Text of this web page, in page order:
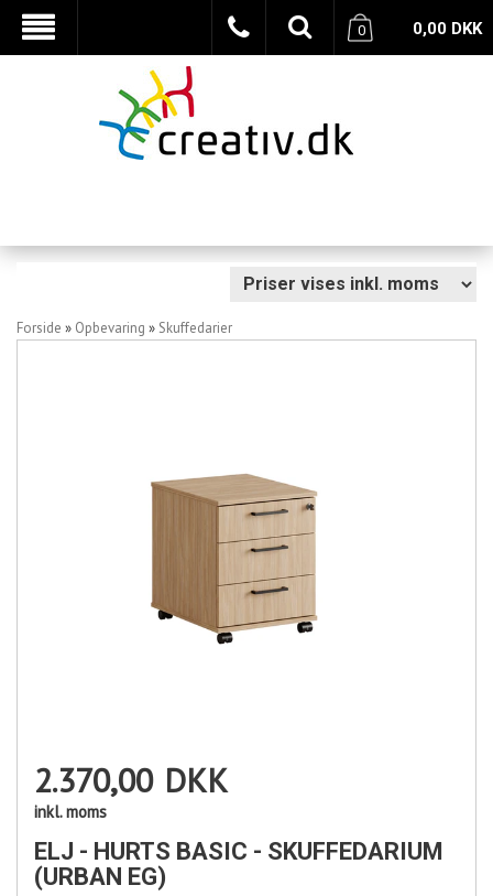
0,00 DKK
0
Forside » Opbevaring » Skuffedarier
2.370,00 DKK
inkl. moms
ELJ - HURTS BASIC - SKUFFEDARIUM
(URBAN EG)